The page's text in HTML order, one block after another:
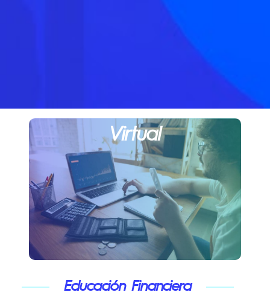
Virtual
Educación Financiera